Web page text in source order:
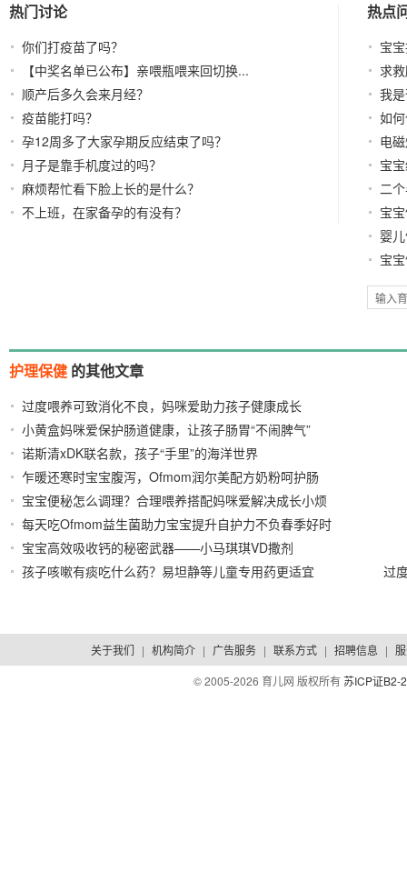
热门讨论
你们打疫苗了吗？
【中奖名单已公布】亲喂瓶喂来回切换...
顺产后多久会来月经？
疫苗能打吗？
孕12周多了大家孕期反应结束了吗？
月子是靠手机度过的吗？
麻烦帮忙看下脸上长的是什么？
不上班，在家备孕的有没有？
热点
宝
求
天
我
康？
如
电
的
宝
吗
二
宝
婴
宝
护理保健 的其他文章
过度喂养可致消化不良，妈咪爱助力孩子健康成长
2022/03/22
小黄盒妈咪爱保护肠道健康，让孩子肠胃“不闹脾气”
2022/03/11
诺斯清xDK联名款，孩子“手里”的海洋世界
乍暖还寒时宝宝腹泻，Ofmom润尔美配方奶粉呵护肠
道
2022/03/09
宝宝便秘怎么调理？合理喂养搭配妈咪爱解决成长小烦
恼
2022/03/09
每天吃Ofmom益生菌助力宝宝提升自护力不负春季好时
光
2022/03/09
宝宝高效吸收钙的秘密武器——小马琪琪VD撒剂
2022/03/01
孩子咳嗽有痰吃什么药？易坦静等儿童专用药更适宜 过
关于我们 | 机构简介 | 广告服务 | 联系方式 | 招聘信息 |
© 2005-2026 育儿网 版权所有苏ICP证B2-